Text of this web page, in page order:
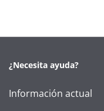
¿Necesita ayuda?
Información actual